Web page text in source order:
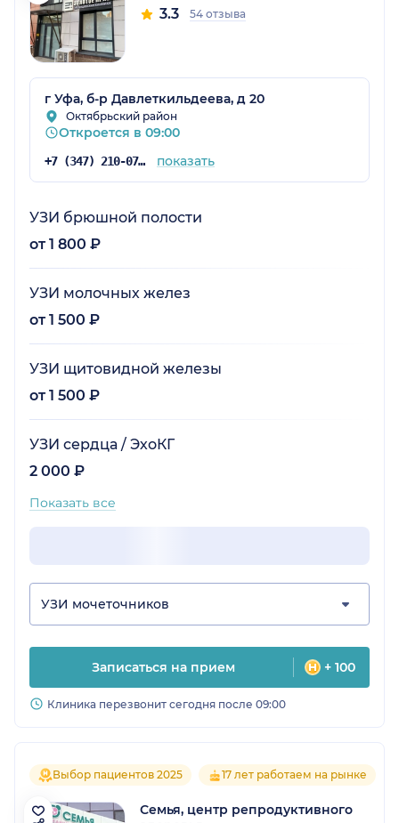
3.3 54 отзыва
г Уфа, б-р Давлеткильдеева, д 20
Октябрьский район
Откроется в 09:00
+7 (347) 210-07-63 показать
УЗИ брюшной полости
от 1 800 ₽
УЗИ молочных желез
от 1 500 ₽
УЗИ щитовидной железы
от 1 500 ₽
УЗИ сердца / ЭхоКГ
2 000 ₽
Показать все
УЗИ мочеточников
Записаться на прием + 100
Клиника перезвонит сегодня после 09:00
Выбор пациентов 2025 17 лет работаем на рынке
Семья, центр репродуктивного